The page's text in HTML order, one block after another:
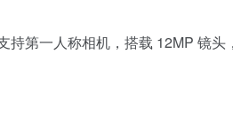
第一人称相机，搭载 12MP 镜